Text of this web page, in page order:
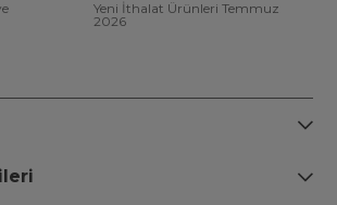
Yeni İthalat Ürünleri Temmuz
2026